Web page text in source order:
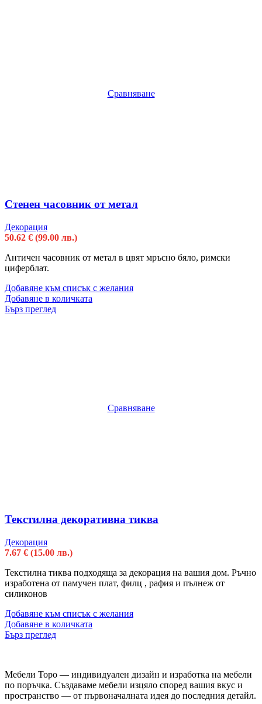
Сравняване
Стенен часовник от метал
Декорация
50.62 € (99.00 лв.)
Античен часовник от метал в цвят мръсно бяло, римски
циферблат.
Добавяне към списък с желания
Добавяне в количката
Бърз преглед
Сравняване
Текстилна декоративна тиква
Декорация
7.67 € (15.00 лв.)
Текстилна тиква подходяща за декорация на вашия дом. Ръчно
изработена от памучен плат, филц , рафия и пълнеж от
силиконов
Добавяне към списък с желания
Добавяне в количката
Бърз преглед
Мебели Торо — индивидуален дизайн и изработка на мебели
по поръчка. Създаваме мебели изцяло според вашия вкус и
пространство — от първоначалната идея до последния детайл.